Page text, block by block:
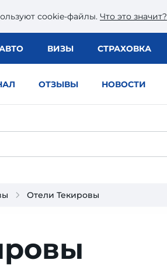
сookie-файлы. Что это значит?
ВИЗЫ СТРАХОВКА
ОТЗЫВЫ НОВОСТИ
Отели Текировы